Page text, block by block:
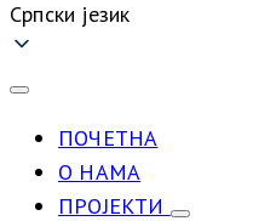
Српски језик
ПОЧЕТНА
О НАМА
ПРОЈЕКТИ